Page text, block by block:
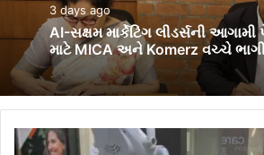
3 days ago
AI-સક્ષમ માર્કેટિંગ લીડર્સની આગામી
માટે MICA અને Komerz વચ્ચે